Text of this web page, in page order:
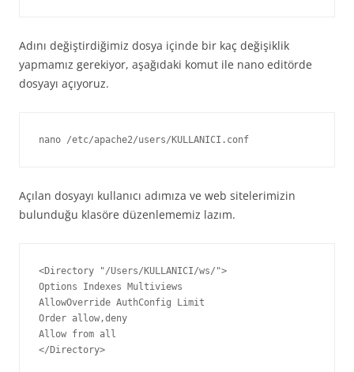
Adını değiştirdiğimiz dosya içinde bir kaç değişiklik
yapmamız gerekiyor, aşağıdaki komut ile nano editörde
dosyayı açıyoruz.
nano /etc/apache2/users/KULLANICI.conf
Açılan dosyayı kullanıcı adımıza ve web sitelerimizin
bulunduğu klasöre düzenlememiz lazım.
<Directory "/Users/KULLANICI/ws/">
Options Indexes Multiviews
AllowOverride AuthConfig Limit
Order allow,deny
Allow from all
</Directory>